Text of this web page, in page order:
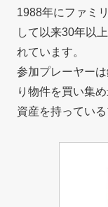
1988年にファミ
して以来30年以
れています。
参加プレーヤー
り物件を買い集
資産を持ってい